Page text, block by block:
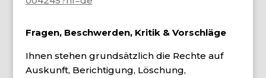
Fragen, Beschwerden, Kritik & Vorschläge
Ihnen stehen grundsätzlich die Rechte auf
Auskunft, Berichtigung, Löschung,